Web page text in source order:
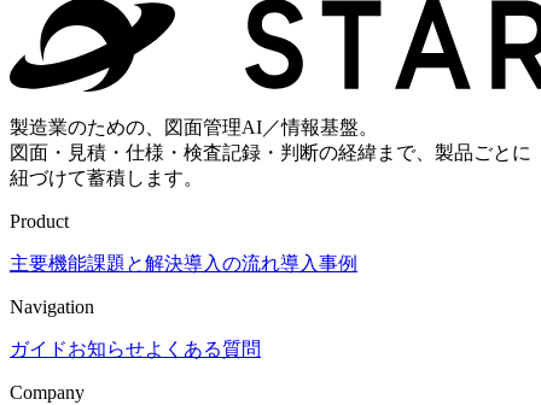
製造業のための、図面管理AI／情報基盤。
図面・見積・仕様・検査記録・判断の経緯まで、製品ごとに
紐づけて蓄積します。
Product
主要機能課題と解決導入の流れ導入事例
Navigation
ガイドお知らせよくある質問
Company